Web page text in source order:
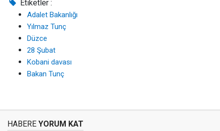
Etiketler :
Adalet Bakanlığı
Yılmaz Tunç
Düzce
28 Şubat
Kobani davası
Bakan Tunç
HABERE YORUM KAT